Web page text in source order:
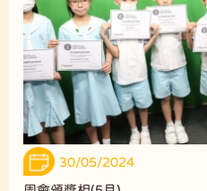
30/05/2024